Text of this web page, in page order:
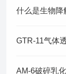
什么是生物降
AM-6破碎乳